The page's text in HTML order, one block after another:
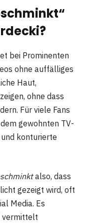
bei Prominenten
ohne auffälliges
Haut,
ohne dass
Für viele Fans
gewohnten TV-
konturierte
also, dass
gezeigt wird, oft
Media. Es
vermittelt